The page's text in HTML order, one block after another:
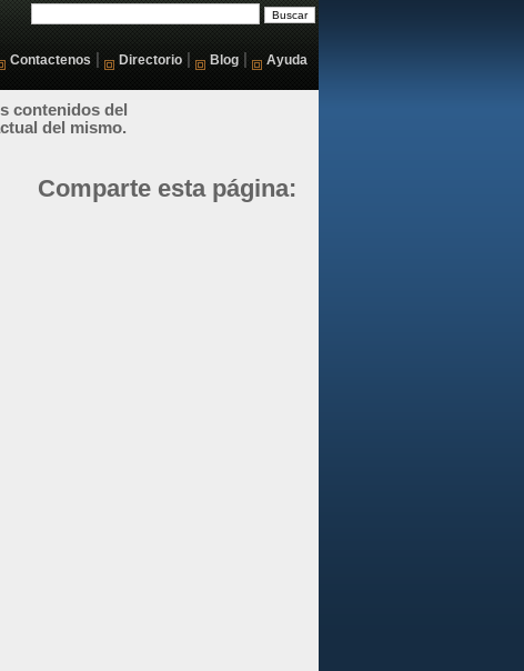
Contactenos Directorio Blog Ayuda
contenidos del
del mismo.
Comparte esta página: